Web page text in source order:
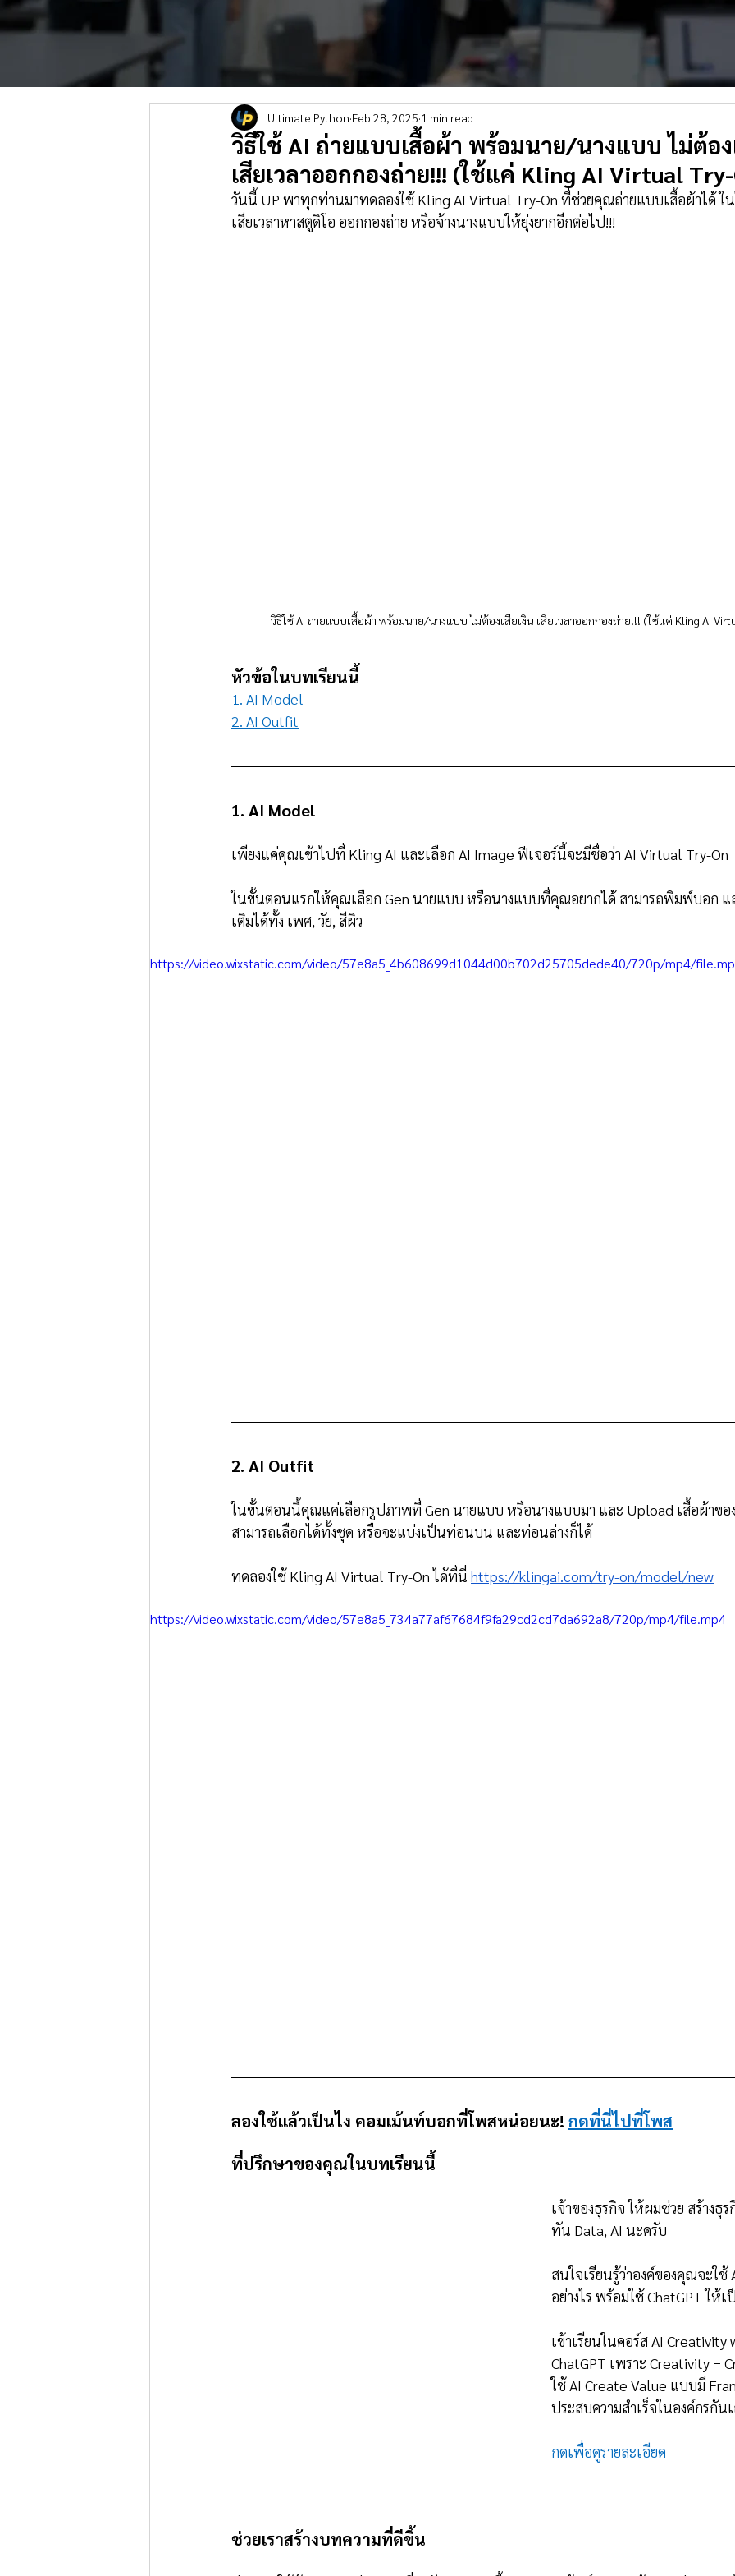
วิธีใช้ AI ถ่ายแบบเสื้อผ้า พร้อมนาย/นางแบบ ไม่ต้อง
เสียเวลาออกกองถ่าย!!! (ใช้แค่ Kling AI Virtual Try-
Ultimate Python Feb 28, 2025 1 min read
วันนี้ UP พาทุกท่านมาทดลองใช้ Kling AI Virtual Try-On ที่ช่วยคุณถ่ายแบบเสื้อผ้าได้ ใ
เสียเวลาหาสตูดิโอ ออกกองถ่าย หรือจ้างนางแบบให้ยุ่งยากอีกต่อไป!!!
วิธีใช้ AI ถ่ายแบบเสื้อผ้า พร้อมนาย/นางแบบ ไม่ต้องเสียเงิน เสียเวลาออกกองถ่าย!!! (ใช้แค่ Kling AI
หัวข้อในบทเรียนนี้
1. AI Model
2. AI Outfit
1. AI Model
เพียงแค่คุณเข้าไปที่ Kling AI และเลือก AI Image ฟีเจอร์นี้จะมีชื่อว่า AI Virtual Try-On
ในขั้นตอนแรกให้คุณเลือก Gen นายแบบ หรือนางแบบที่คุณอยากได้ สามารถพิมพ์บอก แ
เติมได้ทั้ง เพศ, วัย, สีผิว
https://video.wixstatic.com/video/57e8a5_4b608699d1044d00b702d25705dede40/720p/mp4/
2. AI Outfit
ในขั้นตอนนี้คุณแค่เลือกรูปภาพที่ Gen นายแบบ หรือนางแบบมา และ Upload เสื้อผ้าขอ
สามารถเลือกได้ทั้งชุด หรือจะแบ่งเป็นท่อนบน และท่อนล่างก็ได้
ทดลองใช้ Kling AI Virtual Try-On ได้ที่นี่ https://klingai.com/try-on/model/new
https://video.wixstatic.com/video/57e8a5_734a77af67684f9fa29cd2cd7da692a8/720p/mp4/file.mp4
ลองใช้แล้วเป็นไง คอมเม้นท์บอกที่โพสหน่อยนะ! กดที่นี่ไปที่โพส
ที่ปรึกษาของคุณในบทเรียนนี้
เจ้าของธุรกิจ ให้ผมช่วย สร้างธุ
ทัน Data, AI นะครับ
สนใจเรียนรู้ว่าองค์ของคุณจะใช้
อย่างไร พร้อมใช้ ChatGPT ให้
เข้าเรียนในคอร์ส AI Creativity
ChatGPT เพราะ Creativity =
ใช้ AI Create Value แบบมี
ประสบความสำเร็จในองค์กรกัน
กดเพื่อดูรายละเอียด
ช่วยเราสร้างบทความที่ดีขึ้น